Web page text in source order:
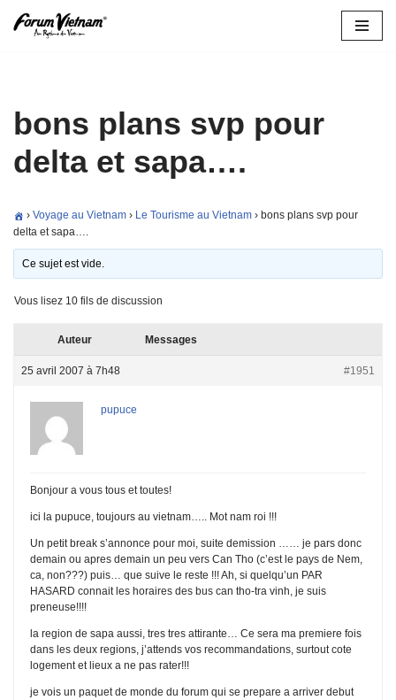
bons plans svp pour
delta et sapa….
› Voyage au Vietnam › Le Tourisme au Vietnam › bons plans svp pour
delta et sapa….
Ce sujet est vide.
Vous lisez 10 fils de discussion
Auteur Messages
25 avril 2007 à 7h48 #1951
pupuce
Bonjour a vous tous et toutes!
ici la pupuce, toujours au vietnam….. Mot nam roi !!!
Un petit break s’annonce pour moi, suite demission …… je pars donc
demain ou apres demain un peu vers Can Tho (c’est le pays de Nem,
ca, non???) puis… que suive le reste !!! Ah, si quelqu’un PAR
HASARD connait les horaires des bus can tho-tra vinh, je suis
preneuse!!!!
la region de sapa aussi, tres tres attirante… Ce sera ma premiere fois
dans les deux regions, j’attends vos recommandations, surtout cote
logement et lieux a ne pas rater!!!
je vois un paquet de monde du forum qui se prepare a arriver debut